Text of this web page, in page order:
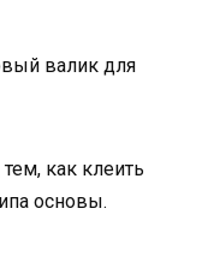
валик для
как клеить
основы.